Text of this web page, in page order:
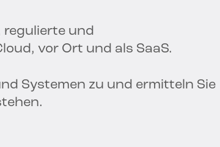
regulierte und
vor Ort und als SaaS.
Systemen zu und ermitteln Sie